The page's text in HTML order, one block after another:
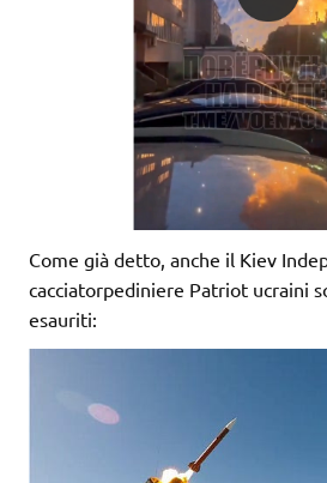
Come già detto, anche il Kiev
cacciatorpediniere Patriot ucraini
esauriti: